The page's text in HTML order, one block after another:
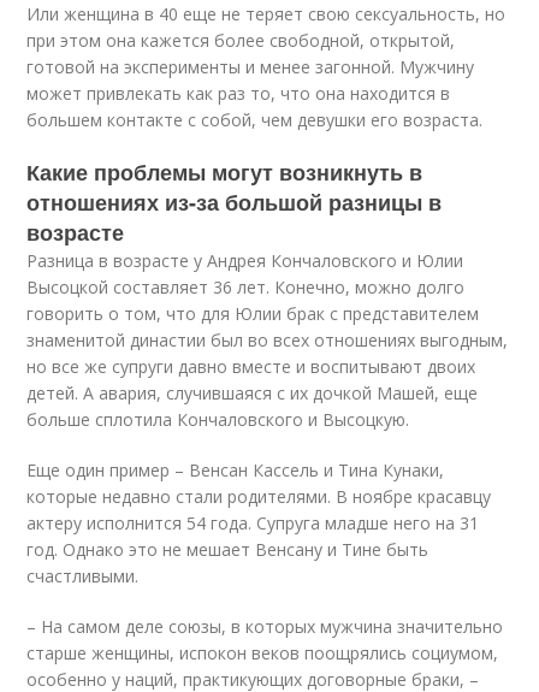
Или женщина в 40 еще не теряет свою сексуальность, но
при этом она кажется более свободной, открытой,
готовой на эксперименты и менее загонной. Мужчину
может привлекать как раз то, что она находится в
большем контакте с собой, чем девушки его возраста.
Какие проблемы могут возникнуть в
отношениях из-за большой разницы в
возрасте
Разница в возрасте у Андрея Кончаловского и Юлии
Высоцкой составляет 36 лет. Конечно, можно долго
говорить о том, что для Юлии брак с представителем
знаменитой династии был во всех отношениях выгодным,
но все же супруги давно вместе и воспитывают двоих
детей. А авария, случившаяся с их дочкой Машей, еще
больше сплотила Кончаловского и Высоцкую.
Еще один пример – Венсан Кассель и Тина Кунаки,
которые недавно стали родителями. В ноябре красавцу
актеру исполнится 54 года. Супруга младше него на 31
год. Однако это не мешает Венсану и Тине быть
счастливыми.
– На самом деле союзы, в которых мужчина значительно
старше женщины, испокон веков поощрялись социумом,
особенно у наций, практикующих договорные браки, –